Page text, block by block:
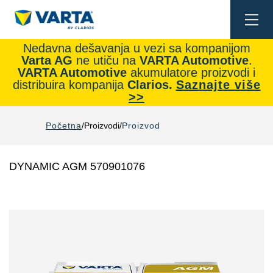
Nedavna dešavanja u vezi sa kompanijom
Varta AG ne utiču na VARTA Automotive.
VARTA Automotive akumulatore proizvodi i
distribuira kompanija Clarios. Saznajte više
>>
Početna Proizvodi Proizvod
DYNAMIC AGM 570901076